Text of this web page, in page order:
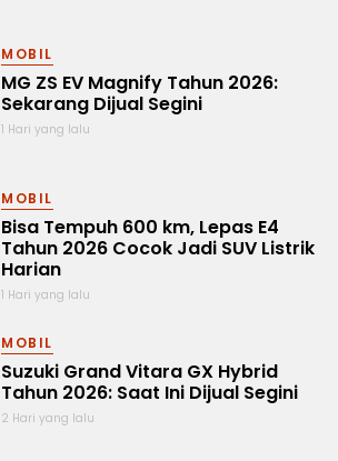
MOBIL
MG ZS EV Magnify Tahun 2026:
Sekarang Dijual Segini
1 Hari yang lalu
MOBIL
Bisa Tempuh 600 km, Lepas E4
Tahun 2026 Cocok Jadi SUV Listrik
Harian
1 Hari yang lalu
MOBIL
Suzuki Grand Vitara GX Hybrid
Tahun 2026: Saat Ini Dijual Segini
2 Hari yang lalu